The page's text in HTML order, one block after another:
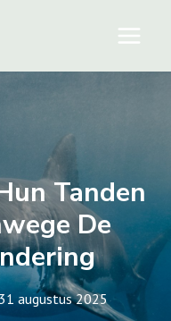
Tanden
De
31 augustus 2025